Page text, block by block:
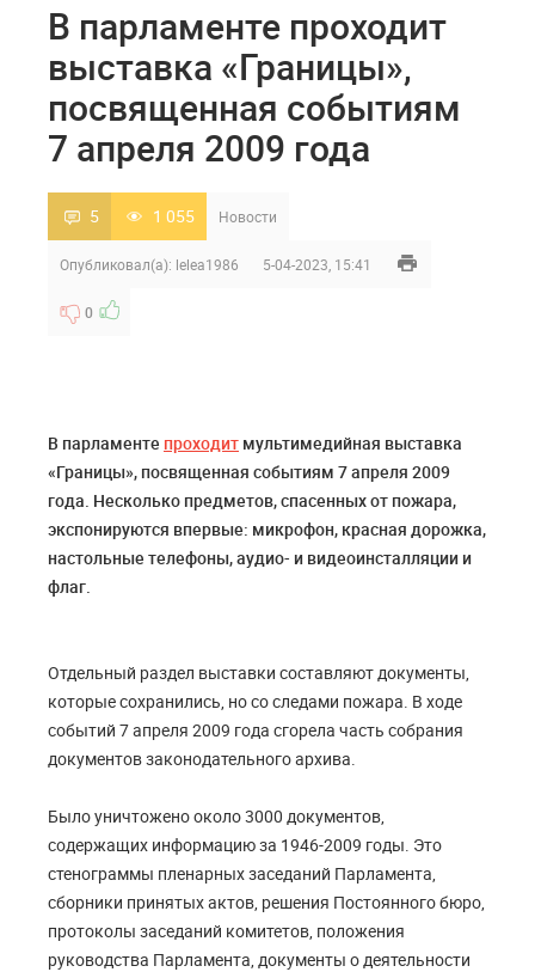
В парламенте проходит
выставка «Границы»,
посвященная событиям
7 апреля 2009 года
5 1 055 Новости
Опубликовал(а): lelea1986 5-04-2023, 15:41
0
В парламенте проходит мультимедийная выставка
«Границы», посвященная событиям 7 апреля 2009
года. Несколько предметов, спасенных от пожара,
экспонируются впервые: микрофон, красная дорожка,
настольные телефоны, аудио- и видеоинсталляции и
флаг.
Отдельный раздел выставки составляют документы,
которые сохранились, но со следами пожара. В ходе
событий 7 апреля 2009 года сгорела часть собрания
документов законодательного архива.
Было уничтожено около 3000 документов,
содержащих информацию за 1946-2009 годы. Это
стенограммы пленарных заседаний Парламента,
сборники принятых актов, решения Постоянного бюро,
протоколы заседаний комитетов, положения
руководства Парламента, документы о деятельности